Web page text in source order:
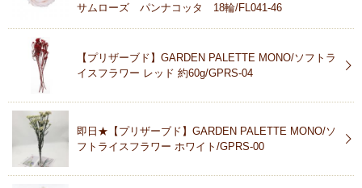
サムローズ パンナコッタ 18輪/FL041-46
【プリザーブド】GARDEN PALETTE MONO/ソフトラ
イスフラワー レッド 約60g/GPRS-04
即日★【プリザーブド】GARDEN PALETTE MONO/ソ
フトライスフラワー ホワイト/GPRS-00